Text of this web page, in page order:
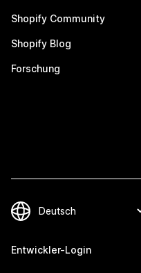
Shopify Community
Shopify Blog
Forschung
Entwickler-Login